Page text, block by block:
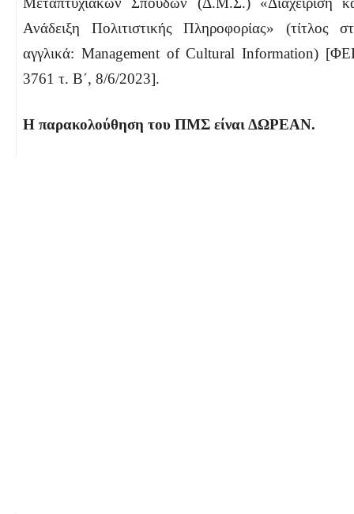
Ανάδειξη Πολιτιστικής Πληροφορίας» (τίτλος
αγγλικά: Management of Cultural Information)
3761 τ. Β΄, 8/6/2023].
Η παρακολούθηση του ΠΜΣ είναι ΔΩΡΕΑΝ.